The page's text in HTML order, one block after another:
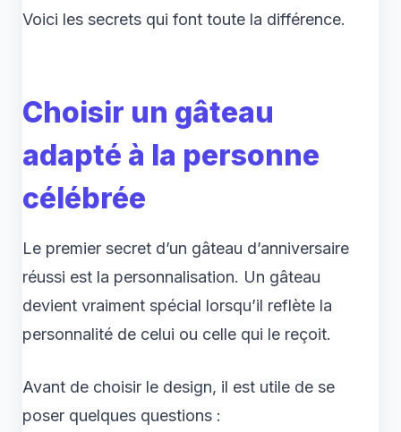
Voici les secrets qui font toute la différence.
Choisir un gâteau
adapté à la personne
célébrée
Le premier secret d’un gâteau d’anniversaire
réussi est la personnalisation. Un gâteau
devient vraiment spécial lorsqu’il reflète la
personnalité de celui ou celle qui le reçoit.
Avant de choisir le design, il est utile de se
poser quelques questions :